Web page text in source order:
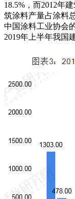
18.5%，而2012年
筑涂料产量占涂料
中国涂料工业协会
2019年上半年我国